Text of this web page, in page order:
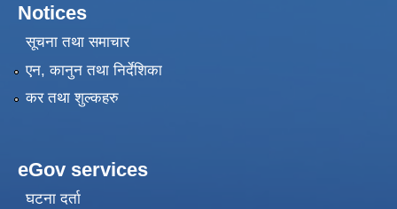
Notices
सूचना तथा समाचार
एन, कानुन तथा निर्देशिका
कर तथा शुल्कहरु
eGov services
घटना दर्ता